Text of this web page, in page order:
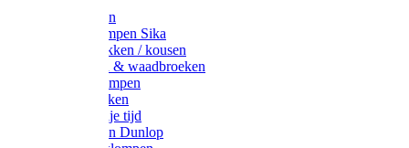
Werksokken
Schoenklompen Sika
Thermo sokken / kousen
Lieslaarzen & waadbroeken
Houten klompen
Wandelsokken
Laarzen vrije tijd
Werklaarzen Dunlop